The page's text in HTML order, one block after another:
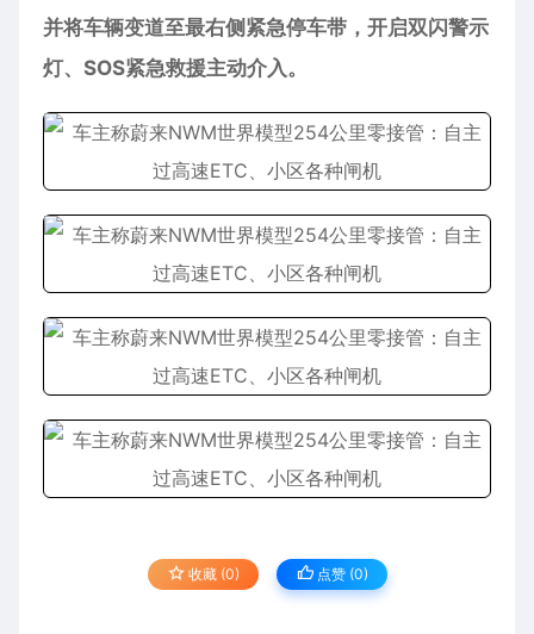
并将车辆变道至最右侧紧急停车带，开启双闪警示
灯、SOS紧急救援主动介入。
收藏 (0) 点赞 (0)